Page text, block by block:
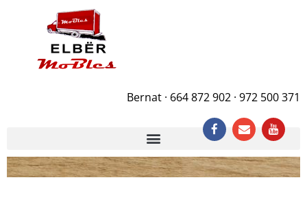
Bernat · 664 872 902 · 972 500 371